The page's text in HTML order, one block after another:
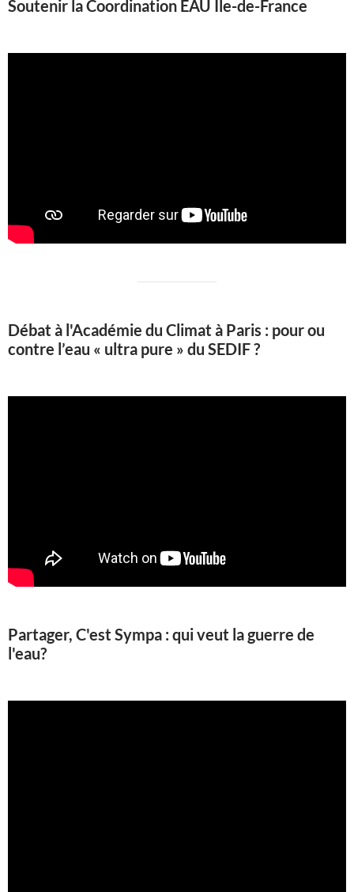
Soutenir la Coordination EAU Ile-de-France
Débat à l'Académie du Climat à Paris : pour ou
contre l’eau « ultra pure » du SEDIF ?
Partager, C'est Sympa : qui veut la guerre de
l'eau?